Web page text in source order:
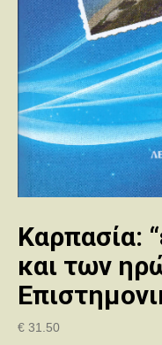
Καρπασία:
και των
€ 31.50